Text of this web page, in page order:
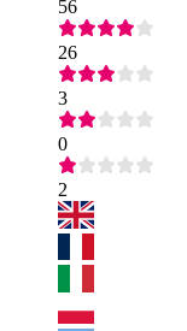
56
26
3
0
2